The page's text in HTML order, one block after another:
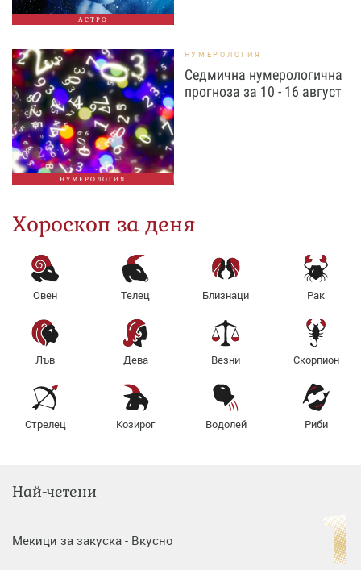
АСТРО
НУМЕРОЛОГИЯ
НУМЕРОЛОГИЯ
Седмична нумерологична
прогноза за 10 - 16 август
Хороскоп за деня
Овен Телец Близнаци Рак
Лъв Дева Везни Скорпион
Стрелец Козирог Водолей Риби
Най-четени
Мекици за закуска - Вкусно